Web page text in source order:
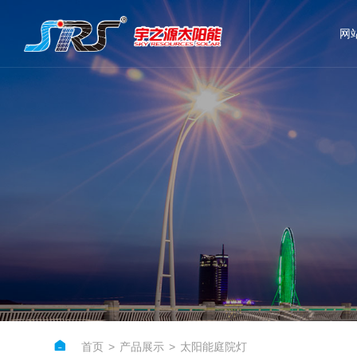
网
 首页 > 产品展示 > 太阳能庭院灯